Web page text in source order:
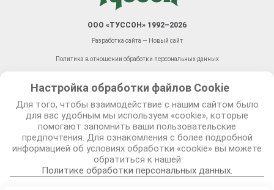
ООО «ТУССОН» 1992–2026
Разработка сайта — Новый сайт
Политика в отношении обработки персональных данных
Правила оказания платежных услуг
Права, связанные с обработкой персональных данных,
Настройка обработки файлов Сookie
Для того, чтобы взаимодействие с нашим сайтом было
для вас удобным мы используем «cookie», которые
помогают запомнить ваши пользовательские
предпочтения. Для ознакомления с более подробной
информацией об условиях обработки «cookie» вы можете
обратиться к нашей
Политике обработки персональных данных.
© 2026 TUSSON.by